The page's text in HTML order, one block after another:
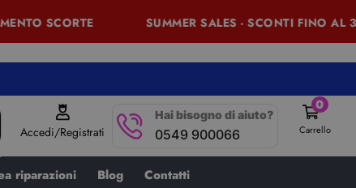
SCORTE SUMMER SALES - SCONTI FINO AL
Accedi/Registrati
Hai bisogno di aiuto?
0549 900066
0
Carrello
riparazioni Blog Contatti